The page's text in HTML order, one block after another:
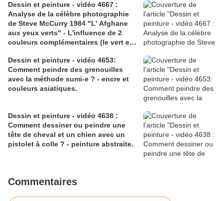
Dessin et peinture - vidéo 4667 :
Analyse de la célèbre photographie
de Steve McCurry 1984 "L' Afghane
aux yeux verts" - L'influence de 2
couleurs complémentaires (le vert et
Dessin et peinture - vidéo 4653:
Comment peindre des grenouilles
avec la méthode sumi-e ? - encre et
couleurs asiatiques.
Dessin et peinture - vidéo 4638 :
Comment dessiner ou peindre une
tête de cheval et un chien avec un
pistolet à colle ? - peinture abstraite.
Commentaires